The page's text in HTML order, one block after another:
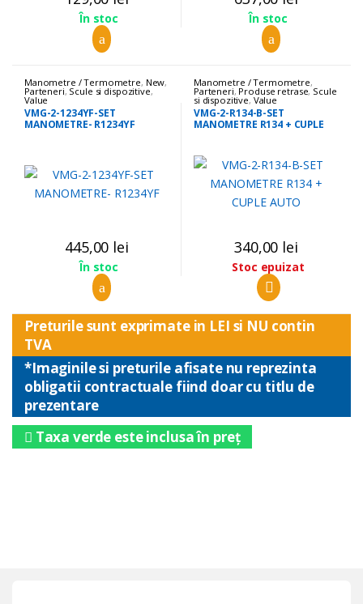
În stoc În stoc
Manometre / Termometre, New,
Parteneri, Scule si dispozitive,
Value
VMG-2-1234YF-SET
MANOMETRE- R1234YF
445,00 lei
În stoc
Manometre / Termometre,
Parteneri, Produse retrase, Scule
si dispozitive, Value
VMG-2-R134-B-SET
MANOMETRE R134 + CUPLE
340,00 lei
Stoc epuizat
Preturile sunt exprimate in LEI si NU contin
TVA
*Imaginile si preturile afisate nu reprezinta
obligatii contractuale fiind doar cu titlu de
prezentare
Taxa verde este inclusa în preț